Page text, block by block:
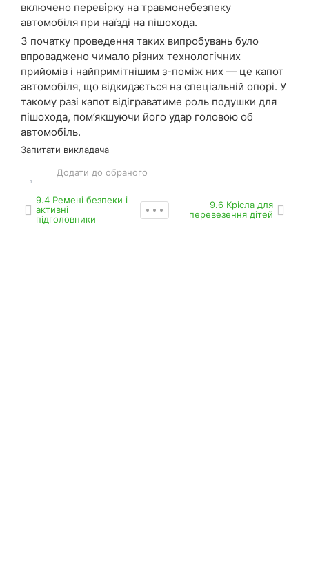
включено перевірку на травмонебезпеку
автомобіля при наїзді на пішохода.
З початку проведення таких випробувань було
впроваджено чимало різних технологічних
прийомів і найпримітнішим з-поміж них — це капот
автомобіля, що відкидається на спеціальній опорі. У
такому разі капот відіграватиме роль подушки для
пішохода, пом’якшуючи його удар головою об
автомобіль.
Запитати викладача
Додати до обраного
9.4 Ремені безпеки і
активні
підголовники
9.6 Крісла для
перевезення дітей